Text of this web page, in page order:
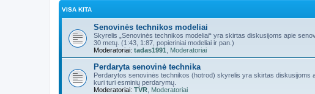
VISA KITA
Senovinės technikos modeliai
Skyrelis „Senovinės technikos modeliai“ yra skirtas diskusijoms apie
30 metų. (1:43, 1:87, popieriniai modeliai ir pan.)
Moderatoriai: tadas1991 Moderatoriai
Perdaryta senovinė technika
Perdarytos senovinės technikos (hotrod) skyrelis yra skirtas diskusijoms
kuri turi esminių perdarymų.
Moderatoriai: TVR Moderatoriai